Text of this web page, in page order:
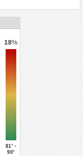
18%
81' -
90'